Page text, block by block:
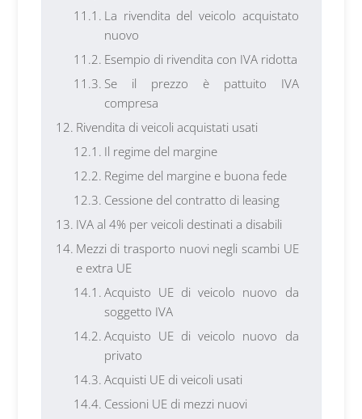
La rivendita del veicolo acquistato
nuovo
Esempio di rivendita con IVA ridotta
Se il prezzo è pattuito IVA
compresa
Rivendita di veicoli acquistati usati
Il regime del margine
Regime del margine e buona fede
Cessione del contratto di leasing
IVA al 4% per veicoli destinati a disabili
Mezzi di trasporto nuovi negli scambi UE
e extra UE
Acquisto UE di veicolo nuovo da
soggetto IVA
Acquisto UE di veicolo nuovo da
privato
Acquisti UE di veicoli usati
Cessioni UE di mezzi nuovi